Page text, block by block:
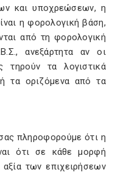
και υποχρεώσεων, η
η φορολογική βάση,
από τη φορολογική
ανεξάρτητα αν οι
τηρούν τα λογιστικά
τα οριζόμενα από τα
πληροφορούμε ότι η
ότι σε κάθε μορφή
των επιχειρήσεων